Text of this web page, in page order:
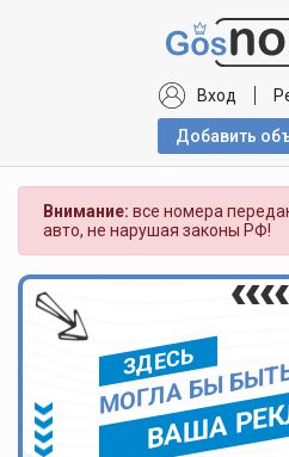
Вход
Добавить
Внимание: все номера
авто, не нарушая законы РФ!
ЗДЕСЬ
МОГЛА БЫ
ВАША